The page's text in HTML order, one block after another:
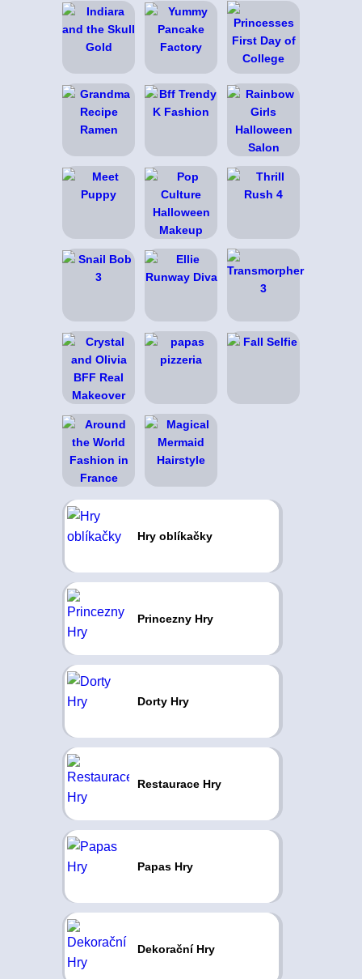
Hry oblíkačky
Princezny Hry
Dorty Hry
Restaurace Hry
Papas Hry
Dekorační Hry